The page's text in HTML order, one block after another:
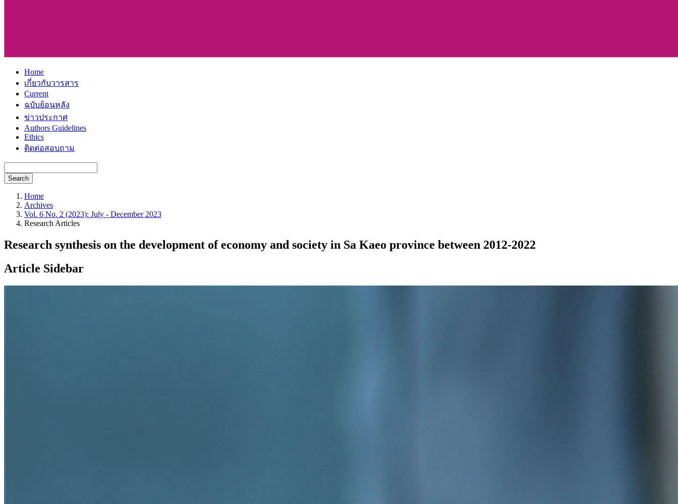
Home
เกี่ยวกับวารสาร
Current
ฉบับย้อนหลัง
ข่าวประกาศ
Authors Guidelines
Ethics
ติดต่อสอบถาม
Search
Home
Archives
Vol. 6 No. 2 (2023): July - December 2023
Research Articles
Research synthesis on the development of economy and society in Sa Kaeo province between 2012-2022
Article Sidebar